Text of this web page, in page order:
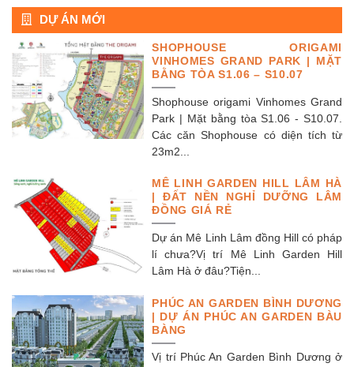
DỰ ÁN MỚI
SHOPHOUSE ORIGAMI
VINHOMES GRAND PARK | MẶT
BẰNG TÒA S1.06 – S10.07
Shophouse origami Vinhomes Grand
Park | Mặt bằng tòa S1.06 - S10.07.
Các căn Shophouse có diện tích từ
23m2...
MÊ LINH GARDEN HILL LÂM HÀ
| ĐẤT NỀN NGHỈ DƯỠNG LÂM
ĐỒNG GIÁ RẺ
Dự án Mê Linh Lâm đồng Hill có pháp
lí chưa?Vị trí Mê Linh Garden Hill
Lâm Hà ở đâu?Tiện...
PHÚC AN GARDEN BÌNH DƯƠNG
| DỰ ÁN PHÚC AN GARDEN BÀU
BÀNG
Vị trí Phúc An Garden Bình Dương ở